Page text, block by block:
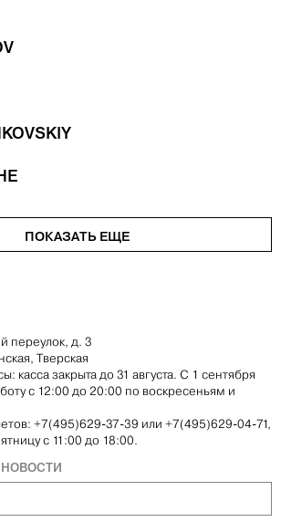
ПОКАЗАТЬ ЕЩЕ
переулок, д. 3
Тверская
касса закрыта до 31 августа. С 1 сентября
с 12:00 до 20:00 по воскресеньям и
+7(495)629-37-39 или +7(495)629-04-71,
с 11:00 до 18:00.